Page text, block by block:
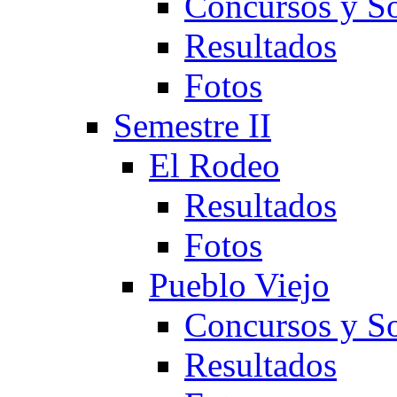
Resultados
Fotos
Semestre II
El Rodeo
Resultados
Fotos
Pueblo Viejo
Concursos y
Resultados